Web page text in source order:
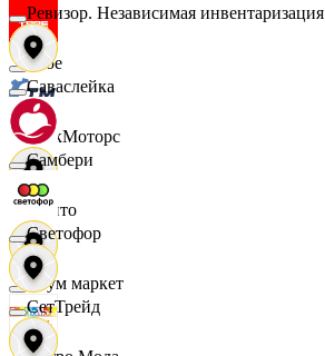
Твое
ТракМоторс
Фрито
Хоум маркет
Ревизор. Независимая инвентаризация
Саваслейка
Самбери
Светофор
СетТрейд